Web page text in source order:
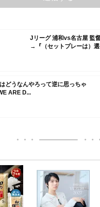
Jリーグ 浦和vs名古屋 監
→『（セットプレーは）
はどうなんやろって逆に思っちゃ
ARE D...